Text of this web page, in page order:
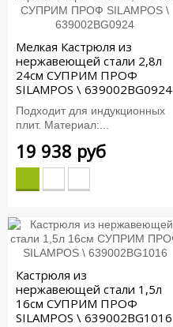
Мелкая Кастрюля из
нержавеющей стали 2,8л
24см СУПРИМ ПРОФ
SILAMPOS \ 639002BG0924
Подходит для индукционных
плит. Материал:...
19 938 руб
Кастрюля из
нержавеющей стали 1,5л
16см СУПРИМ ПРОФ
SILAMPOS \ 639002BG1016